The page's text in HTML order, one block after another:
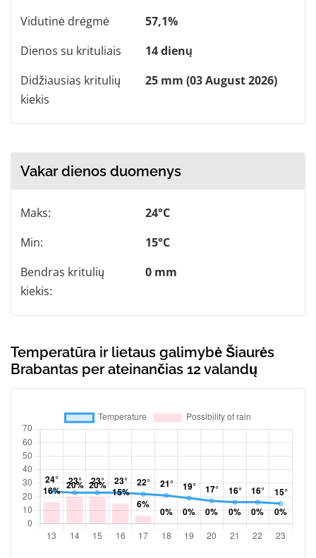
Vidutinė drėgmė
57,1%
Dienos su krituliais
14 dienų
Didžiausias kritulių
kiekis
25 mm (03 August 2026)
Vakar dienos duomenys
Maks:
24°C
Min:
15°C
Bendras kritulių
kiekis:
0 mm
Temperatūra ir lietaus galimybė Šiaurės
Brabantas per ateinančias 12 valandų